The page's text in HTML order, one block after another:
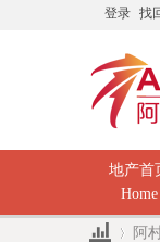
登录 找
地产首
Home
阿